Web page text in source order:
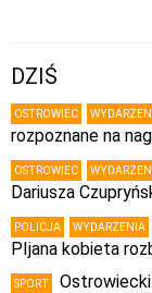
DZIŚ
OSTROWIEC
rozpoznane na
OSTROWIEC
Dariusza
POLICJA WYDARZENIA
PIjana kobieta
SPORT
Ostrowiecki